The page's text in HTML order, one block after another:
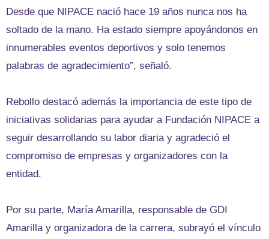
Desde que NIPACE nació hace 19 años nunca nos ha
soltado de la mano. Ha estado siempre apoyándonos en
innumerables eventos deportivos y solo tenemos
palabras de agradecimiento”, señaló.
Rebollo destacó además la importancia de este tipo de
iniciativas solidarias para ayudar a Fundación NIPACE a
seguir desarrollando su labor diaria y agradeció el
compromiso de empresas y organizadores con la
entidad.
Por su parte, María Amarilla, responsable de GDI
Amarilla y organizadora de la carrera, subrayó el vínculo